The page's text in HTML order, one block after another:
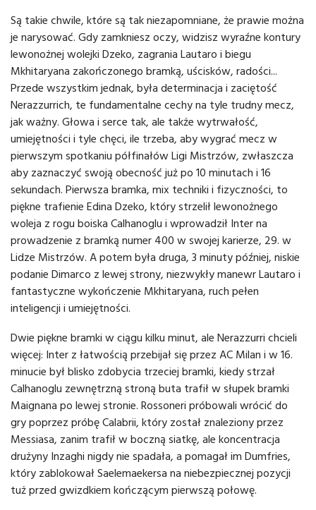
Są takie chwile, które są tak niezapomniane, że prawie można
je narysować. Gdy zamkniesz oczy, widzisz wyraźne kontury
lewonożnej wolejki Dzeko, zagrania Lautaro i biegu
Mkhitaryana zakończonego bramką, uścisków, radości...
Przede wszystkim jednak, była determinacja i zaciętość
Nerazzurrich, te fundamentalne cechy na tyle trudny mecz,
jak ważny. Głowa i serce tak, ale także wytrwałość,
umiejętności i tyle chęci, ile trzeba, aby wygrać mecz w
pierwszym spotkaniu półfinałów Ligi Mistrzów, zwłaszcza
aby zaznaczyć swoją obecność już po 10 minutach i 16
sekundach. Pierwsza bramka, mix techniki i fizyczności, to
piękne trafienie Edina Dzeko, który strzelił lewonożnego
woleja z rogu boiska Calhanoglu i wprowadził Inter na
prowadzenie z bramką numer 400 w swojej karierze, 29. w
Lidze Mistrzów. A potem była druga, 3 minuty później, niskie
podanie Dimarco z lewej strony, niezwykły manewr Lautaro i
fantastyczne wykończenie Mkhitaryana, ruch pełen
inteligencji i umiejętności.
Dwie piękne bramki w ciągu kilku minut, ale Nerazzurri chcieli
więcej: Inter z łatwością przebijał się przez AC Milan i w 16.
minucie był blisko zdobycia trzeciej bramki, kiedy strzał
Calhanoglu zewnętrzną stroną buta trafił w słupek bramki
Maignana po lewej stronie. Rossoneri próbowali wrócić do
gry poprzez próbę Calabrii, który został znaleziony przez
Messiasa, zanim trafił w boczną siatkę, ale koncentracja
drużyny Inzaghi nigdy nie spadała, a pomagał im Dumfries,
który zablokował Saelemaekersa na niebezpiecznej pozycji
tuż przed gwizdkiem kończącym pierwszą połowę.